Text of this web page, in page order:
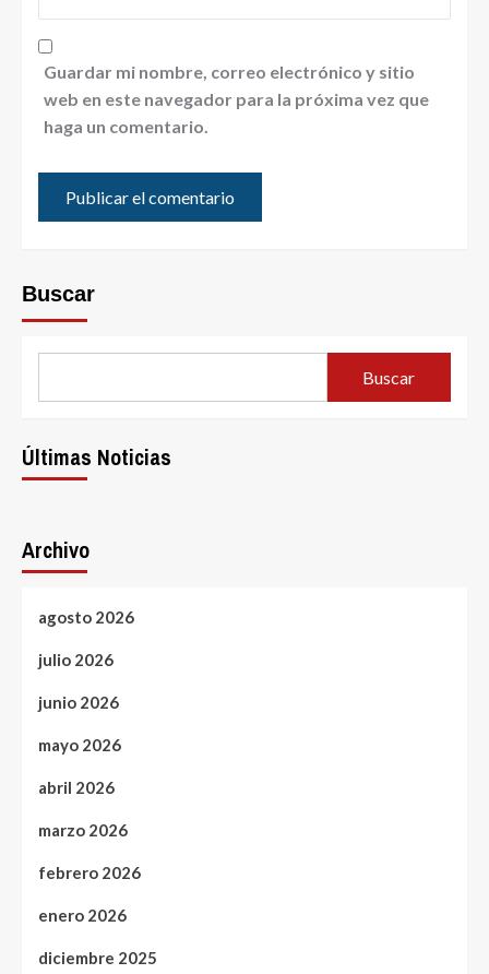
Guardar mi nombre, correo electrónico y sitio
web en este navegador para la próxima vez que
haga un comentario.
Buscar
Buscar
Últimas Noticias
Archivo
agosto 2026
julio 2026
junio 2026
mayo 2026
abril 2026
marzo 2026
febrero 2026
enero 2026
diciembre 2025